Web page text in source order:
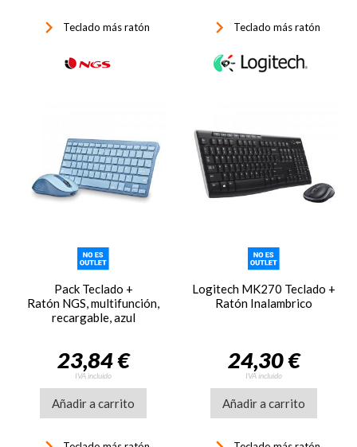
keyboard_arrow_right Teclado más ratón keyboard_arrow_right Teclado más ratón
Pack Teclado +
Ratón NGS, multifunción,
recargable, azul
23,84 €
IVA incluido
Añadir a carrito
Logitech MK270 Teclado +
Ratón Inalambrico
24,30 €
IVA incluido
Añadir a carrito